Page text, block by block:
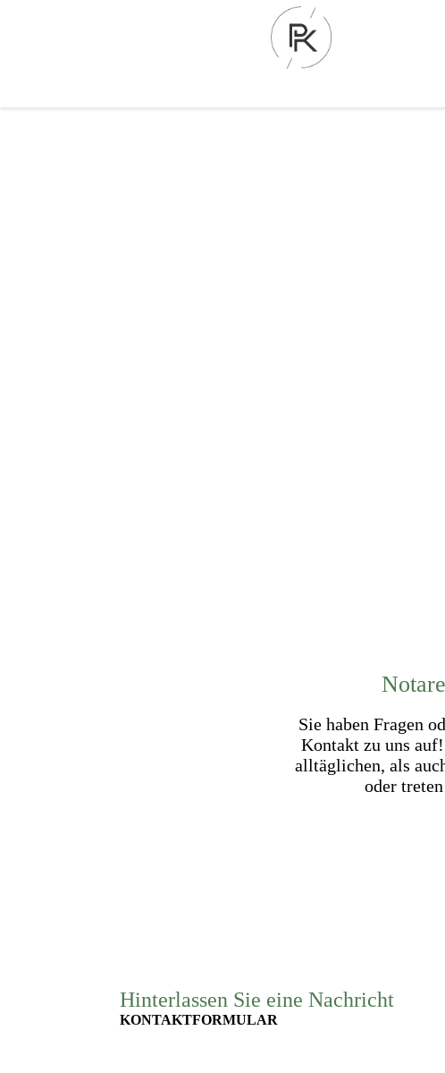
Sie haben Fragen
Kontakt zu uns
alltäglichen, als
oder
Hinterlassen Sie eine Nachricht
KONTAKT­FORMU­LAR